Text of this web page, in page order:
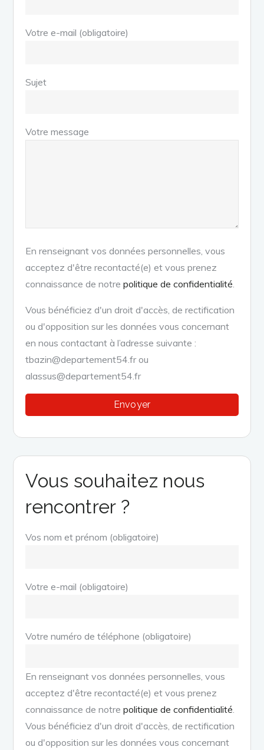
Votre e-mail (obligatoire)
Sujet
Votre message
En renseignant vos données personnelles, vous
acceptez d'être recontacté(e) et vous prenez
connaissance de notrepolitique de confidentialité
Vous bénéficiez d'un droit d'accès, de rectification
ou d'opposition sur les données vous concernant
en nous contactant à l’adresse suivante :
tbazin@departement54.fr ou
alassus@departement54.fr
Vous souhaitez nous
rencontrer ?
Vos nom et prénom (obligatoire)
Votre e-mail (obligatoire)
Votre numéro de téléphone (obligatoire)
En renseignant vos données personnelles, vous
acceptez d'être recontacté(e) et vous prenez
connaissance de notrepolitique de confidentialité
Vous bénéficiez d'un droit d'accès, de rectification
ou d'opposition sur les données vous concernant